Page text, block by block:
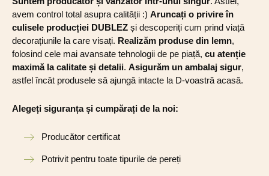
avem control total asupra calității :) Aruncați o privire în
culisele producției DUBLEZ și descoperiți cum prind viață
decorațiunile la care visați. Realizăm produse din lemn,
folosind cele mai avansate tehnologii de pe piață, cu atenție
maximă la calitate și detalii. Asigurăm un ambalaj sigur,
astfel încât produsele să ajungă intacte la D-voastră acasă.
Alegeți siguranța și cumpărați de la noi:
Producător certificat
Potrivit pentru toate tipurile de pereți